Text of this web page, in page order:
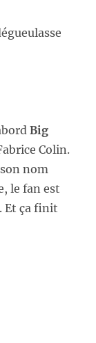
Big
Colin.
nom
le fan est
Et ça finit